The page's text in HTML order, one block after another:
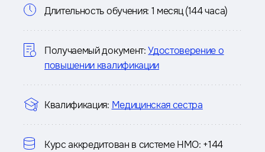
Информация
о
курсе
Длительность обучения: 1 месяц (144 часа)
Получаемый документ: Удостоверение о
повышении квалификации
Квалификация: Медицинская сестра
Курс аккредитован в системе НМО: +144